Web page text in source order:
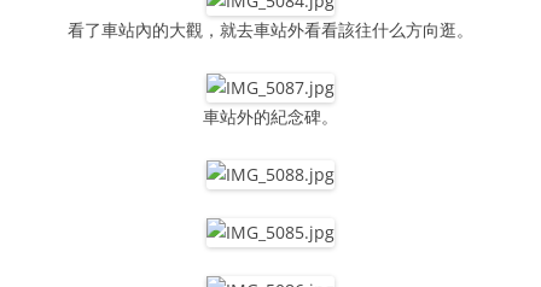
看了車站內的大觀，就去車站外看看該往什么方向逛。
車站外的紀念碑。